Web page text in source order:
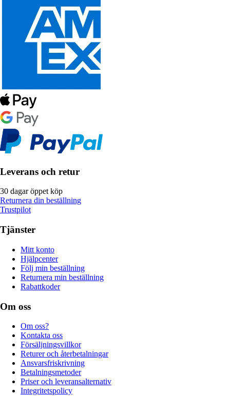
Leverans och retur
30 dagar öppet köp
Returnera din beställning
Trustpilot
Tjänster
Mitt konto
Hjälpcenter
Följ min beställning
Returnera min beställning
Rabattkoder
Om oss
Om oss?
Kontakta oss
Försäljningsvillkor
Returer och återbetalningar
Ansvarsfriskrivning
Betalningsmetoder
Priser och leveransalternativ
Integritetspolicy